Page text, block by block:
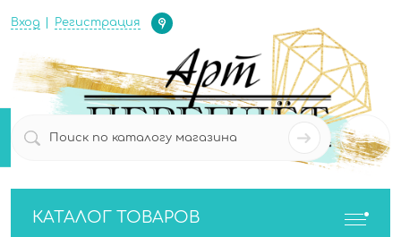
Вход Регистрация
Определение
0
КАТАЛОГ ТОВАРОВ